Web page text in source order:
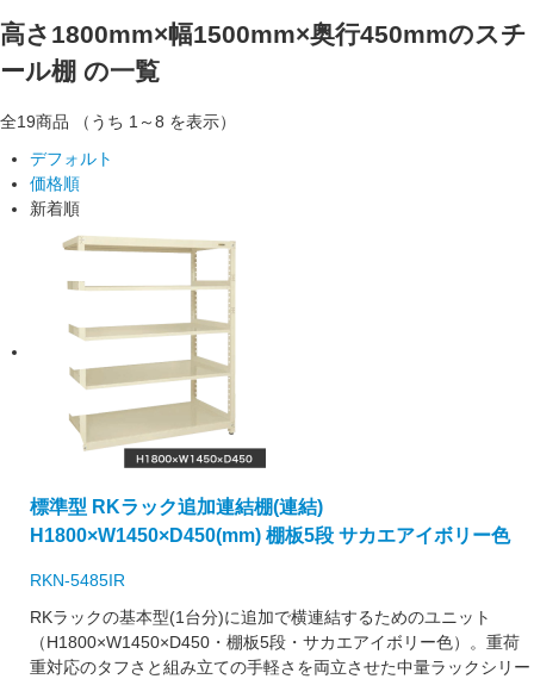
高さ1800mm×幅1500mm×奥行450mmのスチ
ール棚 の一覧
全19商品 （うち 1～8 を表示）
デフォルト
価格順
新着順
標準型 RKラック追加連結棚(連結)
H1800×W1450×D450(mm) 棚板5段 サカエアイボリー色
RKN-5485IR
RKラックの基本型(1台分)に追加で横連結するためのユニット
（H1800×W1450×D450・棚板5段・サカエアイボリー色）。重荷
重対応のタフさと組み立ての手軽さを両立させた中量ラックシリー